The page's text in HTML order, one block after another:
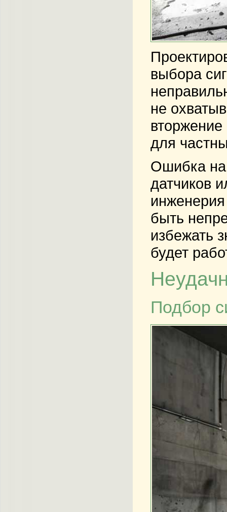
выбора
не
для
Ошибка на
датчиков
быть
избежать
будет
Подбор